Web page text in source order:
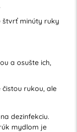
štvrť minúty ruky
a osušte ich,
rukou, ale
dezinfekciu.
mydlom je